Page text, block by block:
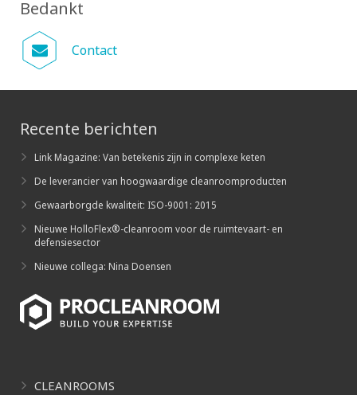
Bedankt
Contact
Recente berichten
Link Magazine: Van betekenis zijn in complexe keten
De leverancier van hoogwaardige cleanroomproducten
Gewaarborgde kwaliteit: ISO-9001: 2015
Nieuwe HolloFlex®-cleanroom voor de ruimtevaart- en
defensiesector
Nieuwe collega: Nina Doensen
CLEANROOMS